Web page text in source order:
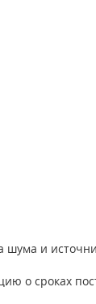
шума и
о сроках